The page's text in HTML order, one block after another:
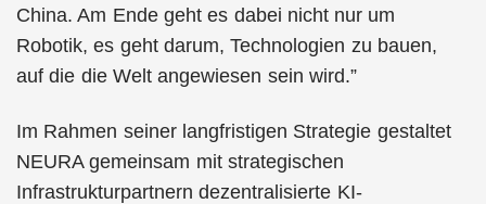
China. Am Ende geht es dabei nicht nur um
Robotik, es geht darum, Technologien zu bauen,
auf die die Welt angewiesen sein wird.”
Im Rahmen seiner langfristigen Strategie gestaltet
NEURA gemeinsam mit strategischen
Infrastrukturpartnern dezentralisierte KI-